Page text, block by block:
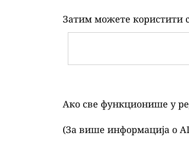
Затим можете користити
Ако све функционише у
(За више информација о